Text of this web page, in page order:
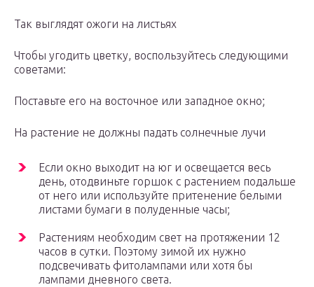
Так выглядят ожоги на листьях
Чтобы угодить цветку, воспользуйтесь следующими
советами:
Поставьте его на восточное или западное окно;
На растение не должны падать солнечные лучи
Если окно выходит на юг и освещается весь
день, отодвиньте горшок с растением подальше
от него или используйте притенение белыми
листами бумаги в полуденные часы;
Растениям необходим свет на протяжении 12
часов в сутки. Поэтому зимой их нужно
подсвечивать фитолампами или хотя бы
лампами дневного света.